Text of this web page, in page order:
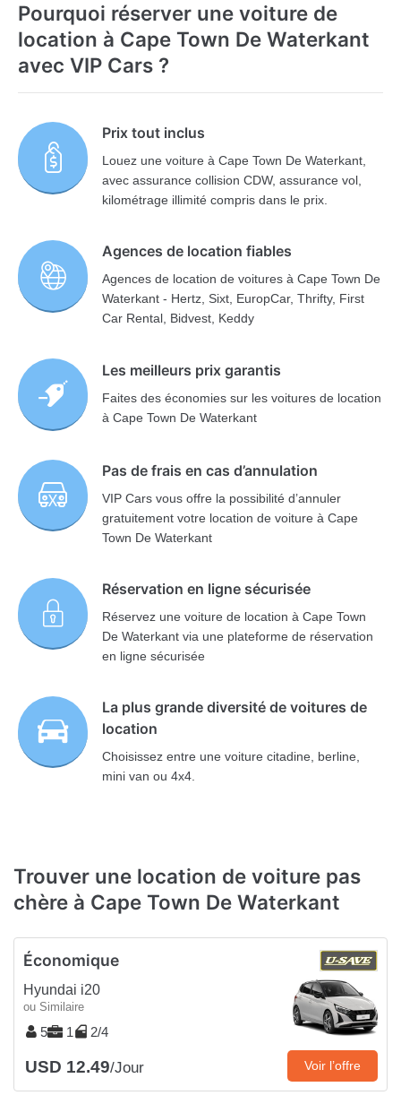
Pourquoi réserver une voiture de
location à Cape Town De Waterkant
avec VIP Cars ?
Prix tout inclus
Louez une voiture à Cape Town De Waterkant,
avec assurance collision CDW, assurance vol,
kilométrage illimité compris dans le prix.
Agences de location fiables
Agences de location de voitures à Cape Town De
Waterkant - Hertz, Sixt, EuropCar, Thrifty, First
Car Rental, Bidvest, Keddy
Les meilleurs prix garantis
Faites des économies sur les voitures de location
à Cape Town De Waterkant
Pas de frais en cas d’annulation
VIP Cars vous offre la possibilité d’annuler
gratuitement votre location de voiture à Cape
Town De Waterkant
Réservation en ligne sécurisée
Réservez une voiture de location à Cape Town
De Waterkant via une plateforme de réservation
en ligne sécurisée
La plus grande diversité de voitures de
location
Choisissez entre une voiture citadine, berline,
mini van ou 4x4.
Trouver une location de voiture pas
chère à Cape Town De Waterkant
Économique
Hyundai i20
ou Similaire
5 1 2/4
USD 12.49/Jour Voir l’offre